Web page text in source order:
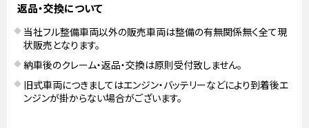
返品・交換について
当社フル整備車両以外の販売車両は整備の有無関係無く全て現
状販売となります。
納車後のクレーム・返品・交換は原則受付致しません。
旧式車両につきましてはエンジン・バッテリーなどにより到着後エ
ンジンが掛からない場合がございます。